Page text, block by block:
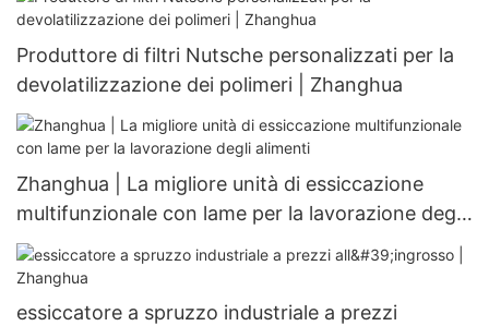
Produttore di filtri Nutsche personalizzati per la
devolatilizzazione dei polimeri | Zhanghua
Zhanghua | La migliore unità di essiccazione
multifunzionale con lame per la lavorazione degli
alimenti
essiccatore a spruzzo industriale a prezzi